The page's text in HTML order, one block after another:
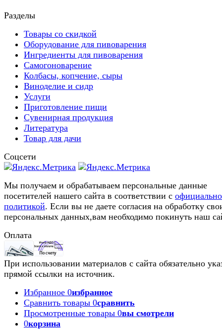
Разделы
Товары со скидкой
Оборудование для пивоварения
Ингредиенты для пивоварения
Самогоноварение
Колбасы, копчение, сыры
Виноделие и сидр
Услуги
Приготовление пищи
Сувенирная продукция
Литература
Товар для дачи
Соцсети
Мы получаем и обрабатываем персональные данные
посетителей нашего сайта в соответствии с
политикой. Если вы не даете согласия на обработку
персональных данных,вам необходимо покинуть наш
Оплата
При использовании материалов с сайта обязательно
прямой ссылки на источник.
Избранное 0избранное
Сравнить товары 0сравнить
Просмотренные товары 0вы смотрели
0корзина